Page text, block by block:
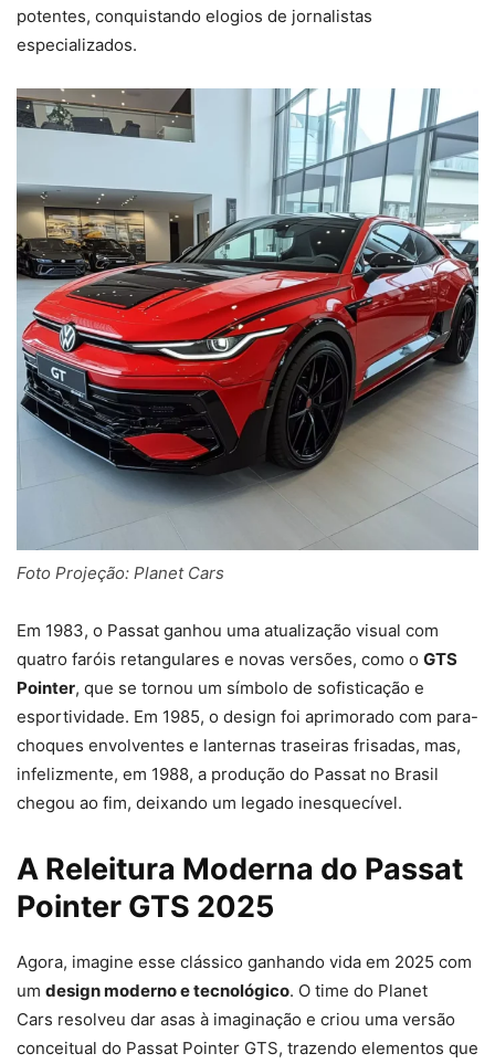
potentes, conquistando elogios de jornalistas
especializados.
Foto Projeção: Planet Cars
Em 1983, o Passat ganhou uma atualização visual com
quatro faróis retangulares e novas versões, como o GTS
Pointer, que se tornou um símbolo de sofisticação e
esportividade. Em 1985, o design foi aprimorado com para-
choques envolventes e lanternas traseiras frisadas, mas,
infelizmente, em 1988, a produção do Passat no Brasil
chegou ao fim, deixando um legado inesquecível.
A Releitura Moderna do Passat
Pointer GTS 2025
Agora, imagine esse clássico ganhando vida em 2025 com
um design moderno e tecnológico. O time do Planet
Cars resolveu dar asas à imaginação e criou uma versão
conceitual do Passat Pointer GTS, trazendo elementos que